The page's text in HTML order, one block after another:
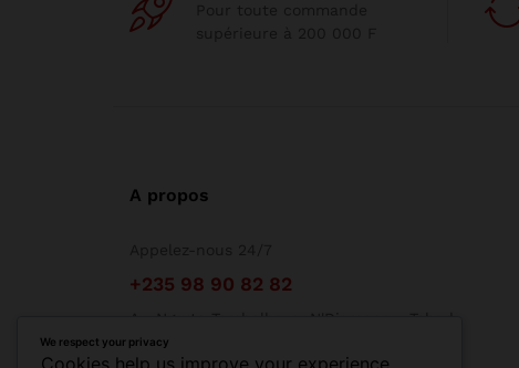
A propos
+235 98 90 82 82
aide@soukabir.com
We respect your privacy
Cookies help us improve your experience,